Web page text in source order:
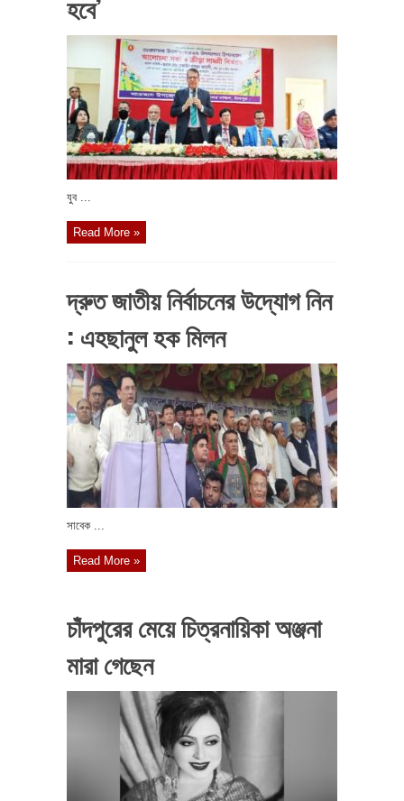
হবে’
যুব ...
Read More »
দ্রুত জাতীয় নির্বাচনের উদ্যোগ নিন
: এহছানুল হক মিলন
সাবেক ...
Read More »
চাঁদপুরের মেয়ে চিত্রনায়িকা অঞ্জনা
মারা গেছেন